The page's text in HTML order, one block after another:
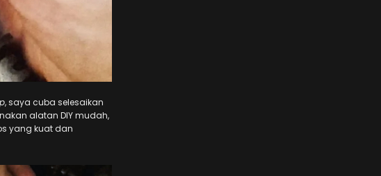
, saya cuba selesaikan
alatan DIY mudah,
yang kuat dan